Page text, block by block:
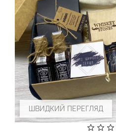
ШВИДКИЙ ПЕРЕГЛЯД